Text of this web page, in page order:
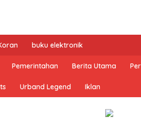
buku elektronik
Pemerintahan Berita Utama
Urband Legend Iklan